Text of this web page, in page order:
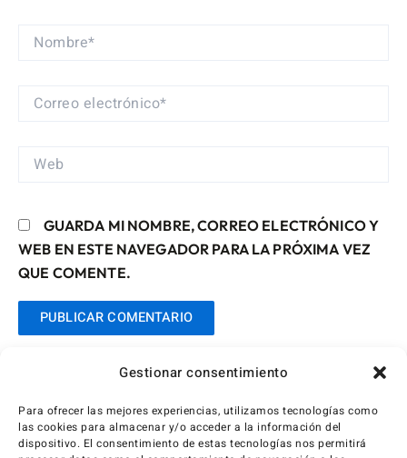
Gestionar consentimiento
Para ofrecer las mejores experiencias, utilizamos tecnologías como
las cookies para almacenar y/o acceder a la información del
dispositivo. El consentimiento de estas tecnologías nos permitirá
NOMBRE*
CORREO
WEB
GUARDA MI NOMBRE, CORREO ELECTRÓNICO Y
WEB EN ESTE NAVEGADOR PARA LA PRÓXIMA VEZ
QUE COMENTE.